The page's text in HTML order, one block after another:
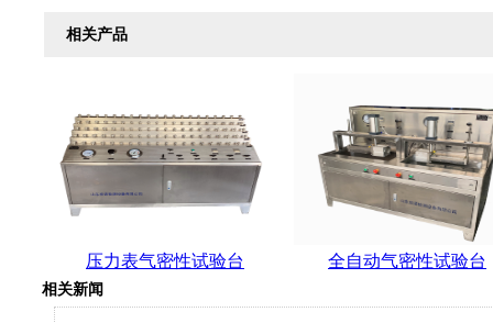
相关产品
压力表气密性试验台 全自动气密性试验台
相关新闻